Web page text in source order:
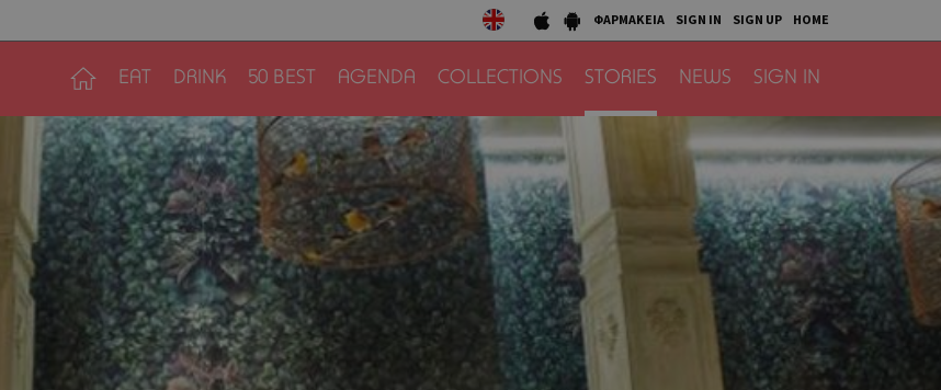
ΦΑΡΜΑΚΕΙΑ SIGN IN SIGN UP HOME
EAT DRINK 50 BEST AGENDA COLLECTIONS STORIES NEWS SIGN IN